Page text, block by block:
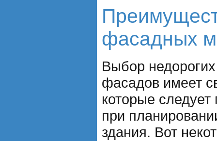
фасадных
Выбор
фасадов имеет
которые
при
здания. Вот